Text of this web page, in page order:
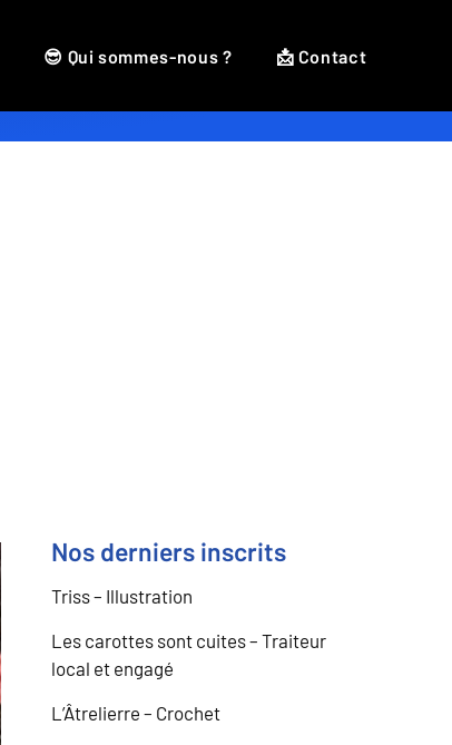
😎 Qui sommes-nous ? 📩 Contact
Nos derniers inscrits
Triss – Illustration
Les carottes sont cuites – Traiteur
local et engagé
L’Âtrelierre – Crochet